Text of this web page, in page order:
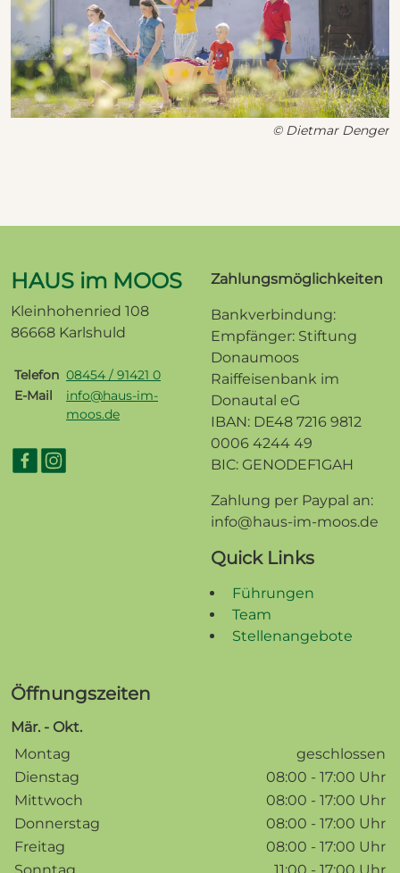
© Dietmar Denger
HAUS im MOOS
Kleinhohenried 108
86668 Karlshuld
Telefon 08454 / 91421 0
E-Mail
info@haus-im-
moos.de
Zahlungsmöglichkeiten
Bankverbindung:
Empfänger: Stiftung
Donaumoos
Raiffeisenbank im
Donautal eG
IBAN: DE48 7216 9812
0006 4244 49
BIC: GENODEF1GAH
Zahlung per Paypal an:
info@haus-im-moos.de
Quick Links
Führungen
Team
Stellenangebote
Öffnungszeiten
Mär. - Okt.
Wochentage / Monate
Öffnungszeiten / Hinweise
Montag
geschlossen
Dienstag
08:00 - 17:00 Uhr
Mittwoch
08:00 - 17:00 Uhr
Donnerstag
08:00 - 17:00 Uhr
Freitag
08:00 - 17:00 Uhr